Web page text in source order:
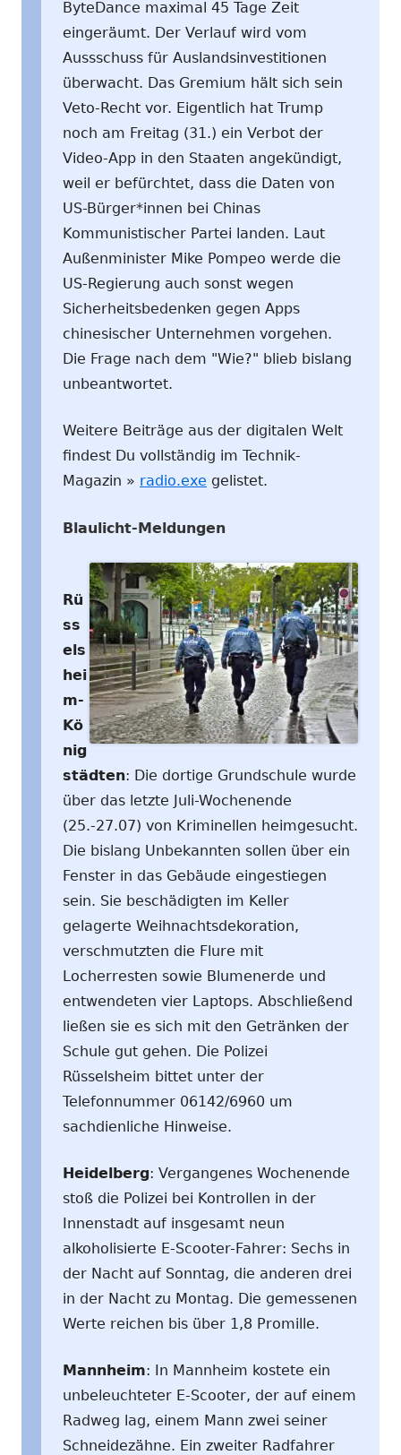
ByteDance maximal 45 Tage Zeit
eingeräumt. Der Verlauf wird vom
Aussschuss für Auslandsinvestitionen
überwacht. Das Gremium hält sich sein
Veto-Recht vor. Eigentlich hat Trump
noch am Freitag (31.) ein Verbot der
Video-App in den Staaten angekündigt,
weil er befürchtet, dass die Daten von
US-Bürger*innen bei Chinas
Kommunistischer Partei landen. Laut
Außenminister Mike Pompeo werde die
US-Regierung auch sonst wegen
Sicherheitsbedenken gegen Apps
chinesischer Unternehmen vorgehen.
Die Frage nach dem "Wie?" blieb bislang
unbeantwortet.
Weitere Beiträge aus der digitalen Welt
findest Du vollständig im Technik-
Magazin » radio.exe gelistet.
Blaulicht-Meldungen
Rü
ss
els
hei
m-
Kö
nig
städten: Die dortige Grundschule wurde
über das letzte Juli-Wochenende
(25.-27.07) von Kriminellen heimgesucht.
Die bislang Unbekannten sollen über ein
Fenster in das Gebäude eingestiegen
sein. Sie beschädigten im Keller
gelagerte Weihnachtsdekoration,
verschmutzten die Flure mit
Locherresten sowie Blumenerde und
entwendeten vier Laptops. Abschließend
ließen sie es sich mit den Getränken der
Schule gut gehen. Die Polizei
Rüsselsheim bittet unter der
Telefonnummer 06142/6960 um
sachdienliche Hinweise.
Heidelberg: Vergangenes Wochenende
stoß die Polizei bei Kontrollen in der
Innenstadt auf insgesamt neun
alkoholisierte E-Scooter-Fahrer: Sechs in
der Nacht auf Sonntag, die anderen drei
in der Nacht zu Montag. Die gemessenen
Werte reichen bis über 1,8 Promille.
Mannheim: In Mannheim kostete ein
unbeleuchteter E-Scooter, der auf einem
Radweg lag, einem Mann zwei seiner
Schneidezähne. Ein zweiter Radfahrer